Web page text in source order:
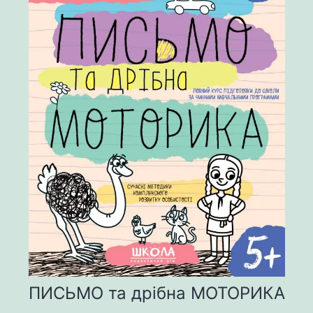
ПИСЬМО та дрібна МОТОРИКА